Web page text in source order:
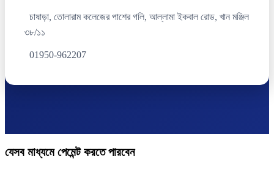
চাষাড়া, তোলারাম কলেজের পাশের গলি, আল্লামা ইকবাল রোড, খান মঞ্জিল
৩৮/১১
01950-962207
যেসব মাধ্যমে পেমেন্ট করতে পারবেন